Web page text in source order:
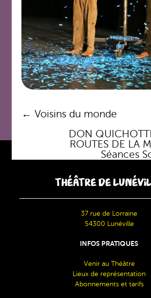
Navigation
← Voisins du monde
DON
ROUTES DE LA
Séances
THÉÂTRE DE
37 rue de Lorraine
54300 Lunéville
INFOS PRATIQUES
Venir au Théâtre
Lieux de représentation
Abonnements et tarifs